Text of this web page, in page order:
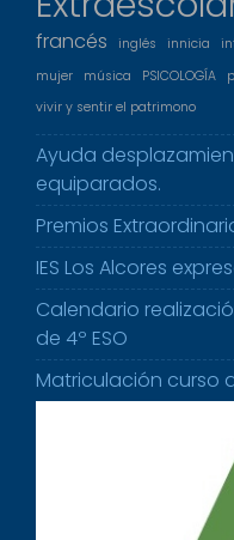
francés
inglés innicia
mujer
música PSICOLOGÍA
vivir y sentir el patrimono
Ayuda
equiparados.
Premios
IES Los Alcores
Calendario
de 4º ESO
Matriculación curso